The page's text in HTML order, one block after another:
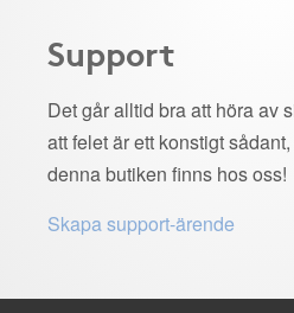
Support
Det går alltid bra att höra av
att felet är ett konstigt
denna butiken finns hos oss!
Skapa support-ärende